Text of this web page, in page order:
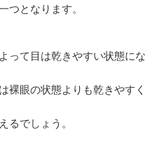
つとなります。
って目は乾きやすい状態にな
裸眼の状態よりも乾きやすく
るでしょう。